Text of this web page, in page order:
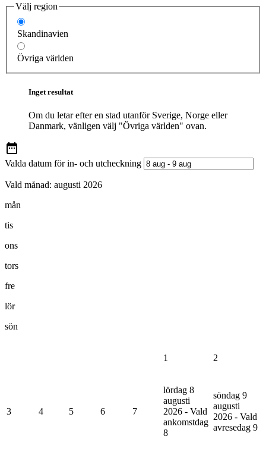
Välj region
Skandinavien
Övriga världen
Inget resultat
Om du letar efter en stad utanför Sverige, Norge eller
Danmark, vänligen välj "Övriga världen" ovan.
Valda datum för in- och utcheckning
Vald månad: augusti 2026
mån
tis
ons
tors
fre
lör
sön
1 2
3 4 5 6 7
lördag 8
augusti
2026 - Vald
ankomstdag
8
söndag 9
augusti
2026 - Vald
avresedag 9